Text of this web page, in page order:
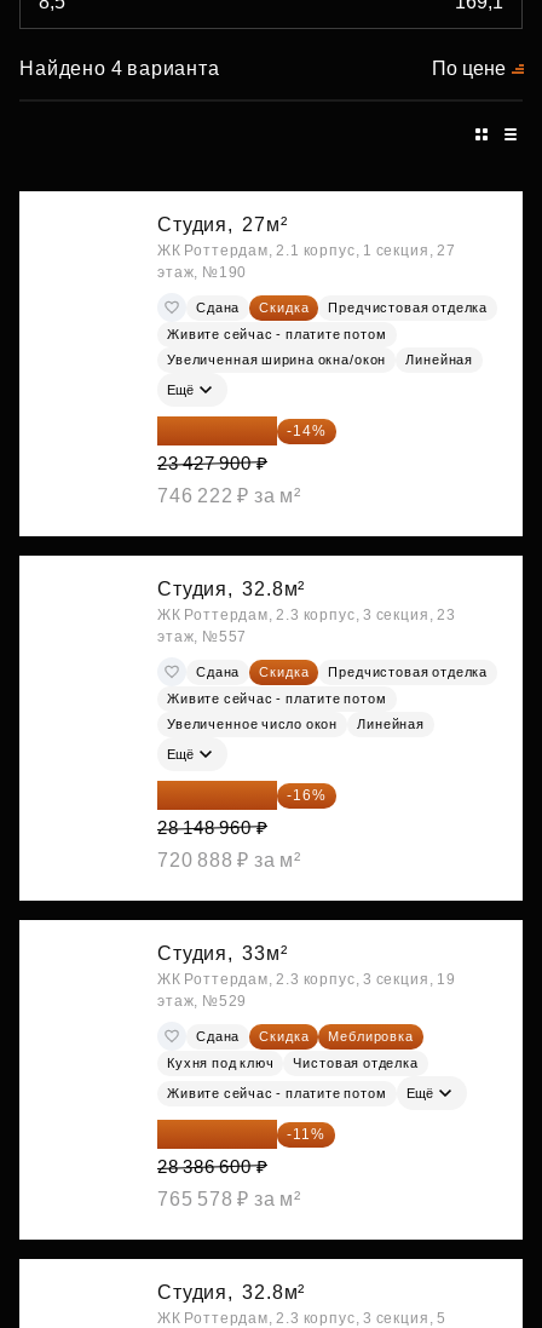
Найдено 4 варианта По цене
Студия, 27м²
ЖК Роттердам, 2.1 корпус, 1 секция, 27
этаж, №190
Сдана Скидка
Предчистовая отделка
Живите сейчас - платите потом
Увеличенная ширина окна/окон
Линейная
Ещё
20 147 994 ₽ -14%
23 427 900 ₽
746 222 ₽ за м²
Студия, 32.8м²
ЖК Роттердам, 2.3 корпус, 3 секция, 23
этаж, №557
Сдана Скидка
Предчистовая отделка
Живите сейчас - платите потом
Увеличенное число окон
Линейная
Ещё
23 645 126 ₽ -16%
28 148 960 ₽
720 888 ₽ за м²
Студия, 33м²
ЖК Роттердам, 2.3 корпус, 3 секция, 19
этаж, №529
Сдана Скидка
Меблировка
Кухня под ключ
Чистовая отделка
Живите сейчас - платите потом Ещё
25 264 074 ₽ -11%
28 386 600 ₽
765 578 ₽ за м²
Студия, 32.8м²
ЖК Роттердам, 2.3 корпус, 3 секция, 5